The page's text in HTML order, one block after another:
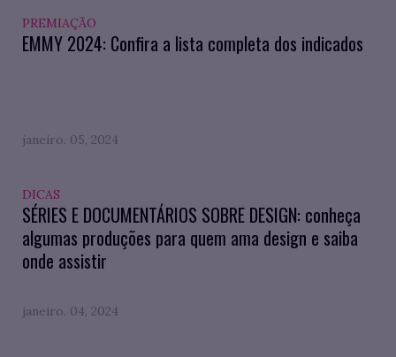
PREMIAÇÃO
EMMY 2024: Confira a lista completa dos indicados
janeiro. 05, 2024
DICAS
SÉRIES E DOCUMENTÁRIOS SOBRE DESIGN: conheça
algumas produções para quem ama design e saiba
onde assistir
janeiro. 04, 2024